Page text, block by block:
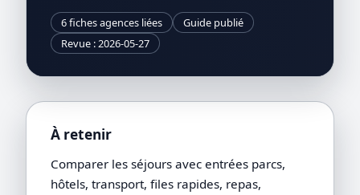
6 fiches agences liées
Guide publié
Revue : 2026-05-27
À retenir
Comparer les séjours avec entrées parcs,
hôtels, transport, files rapides, repas,